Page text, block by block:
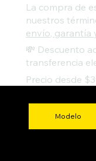
Precio desde
💸 Descuento
transferencia
La compra de
nuestros
envío, garantía
Modelo